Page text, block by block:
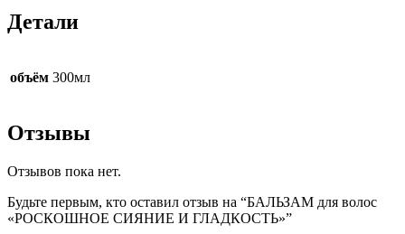
Детали
объём 300мл
Отзывы
Отзывов пока нет.
Будьте первым, кто оставил отзыв на “БАЛЬЗАМ для волос
«РОСКОШНОЕ СИЯНИЕ И ГЛАДКОСТЬ»”